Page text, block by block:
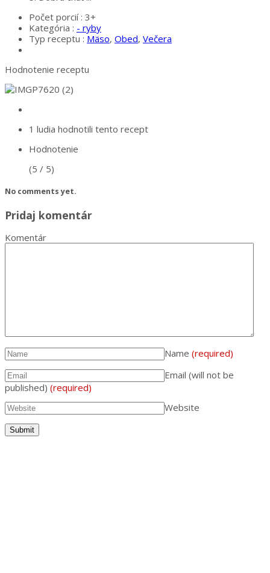
Počet porcií : 3+
Kategória : - ryby
Typ receptu : Mäso, Obed, Večera
Hodnotenie receptu
1 ludia hodnotili tento recept
Hodnotenie
(5 / 5)
No comments yet.
Pridaj komentár
Komentár
Name (required)
Email (will not be
published) (required)
Website